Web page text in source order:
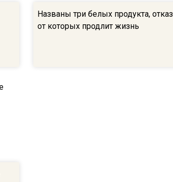
Названы три белых продукта, отказ
от которых продлит жизнь